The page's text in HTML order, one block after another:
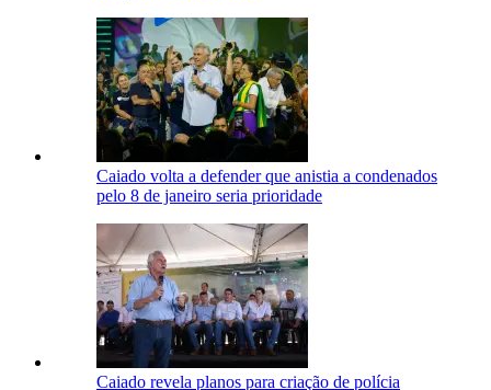
Caiado volta a defender que anistia a condenados
pelo 8 de janeiro seria prioridade
Caiado revela planos para criação de polícia